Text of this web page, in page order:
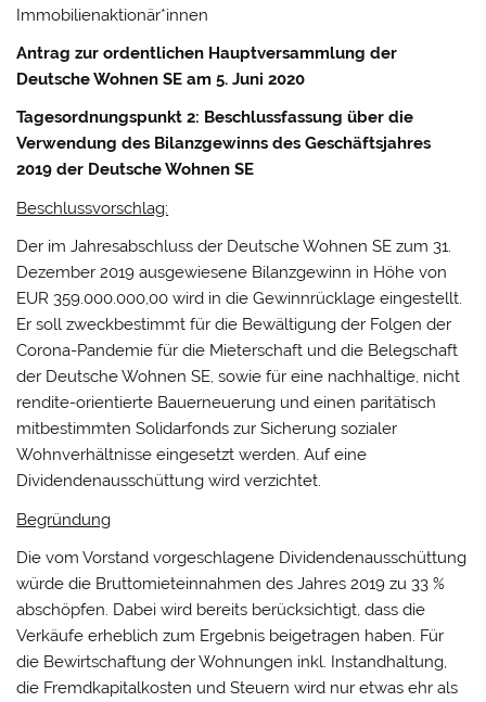
Immobilienaktionär*innen
Antrag zur ordentlichen Hauptversammlung der
Deutsche Wohnen SE am 5. Juni 2020
Tagesordnungspunkt 2: Beschlussfassung über die
Verwendung des Bilanzgewinns des Geschäftsjahres
2019 der Deutsche Wohnen SE
Beschlussvorschlag:
Der im Jahresabschluss der Deutsche Wohnen SE zum 31.
Dezember 2019 ausgewiesene Bilanzgewinn in Höhe von
EUR 359.000.000,00 wird in die Gewinnrücklage eingestellt.
Er soll zweckbestimmt für die Bewältigung der Folgen der
Corona-Pandemie für die Mieterschaft und die Belegschaft
der Deutsche Wohnen SE, sowie für eine nachhaltige, nicht
rendite-orientierte Bauerneuerung und einen paritätisch
mitbestimmten Solidarfonds zur Sicherung sozialer
Wohnverhältnisse eingesetzt werden. Auf eine
Dividendenausschüttung wird verzichtet.
Begründung
Die vom Vorstand vorgeschlagene Dividendenausschüttung
würde die Bruttomieteinnahmen des Jahres 2019 zu 33 %
abschöpfen. Dabei wird bereits berücksichtigt, dass die
Verkäufe erheblich zum Ergebnis beigetragen haben. Für
die Bewirtschaftung der Wohnungen inkl. Instandhaltung,
die Fremdkapitalkosten und Steuern wird nur etwas ehr als